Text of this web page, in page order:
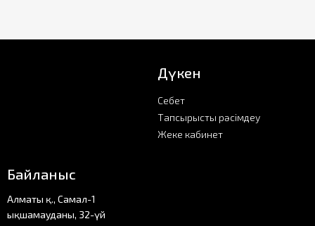
Дүкен
Себет
Тапсырысты рәсімдеу
Жеке кабинет
Байланыс
Алматы қ., Самал-1
ықшамауданы, 32-үй